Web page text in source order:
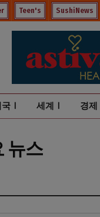
Teen's SushiNews
국Ⅰ 세계Ⅰ 경제
뉴스